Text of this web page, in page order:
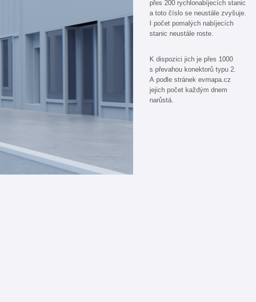
přes 200 rychlonabíjecích stanic
a toto číslo se neustále zvyšuje.
I počet pomalých nabíjecích
stanic neustále roste.
K dispozici jich je přes 1000
s převahou konektorů typu 2.
A podle stránek evmapa.cz
jejich počet každým dnem
narůstá.